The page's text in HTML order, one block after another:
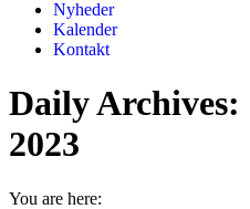
Nyheder
Kalender
Kontakt
Daily Archives:
2023
You are here: